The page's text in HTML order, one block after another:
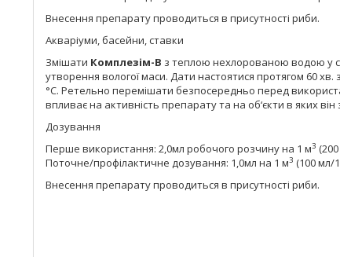
Внесення препарату проводиться в присутності риби.
Акваріуми, басейни, ставки
Змішати Комплезім-В з теплою нехлорованою водою у
утворення вологої маси. Дати настоятися протягом 60
°С. Ретельно перемішати безпосередньо перед
впливає на активність препарату та на об‘єкти в яких він
Дозування
Перше використання: 2,0мл робочого розчину на 1 м3
Поточне/профілактичне дозування: 1,0мл на 1 м3 (100 мл/
Внесення препарату проводиться в присутності риби.